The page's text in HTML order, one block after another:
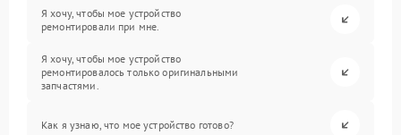
Я хочу, чтобы мое устройство
ремонтировали при мне.
Я хочу, чтобы мое устройство
ремонтировалось только оригинальными
запчастями.
Как я узнаю, что мое устройство готово?